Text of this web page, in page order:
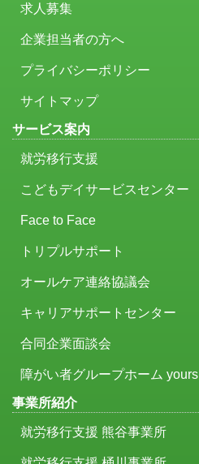
求人募集
企業担当者の方へ
プライバシーポリシー
サイトマップ
サービス案内
就労移行支援
こどもデイサービスセンター
Face to Face
トリプルサポート
オールケア連絡協議会
キャリアサポートセンター
合同企業面談会
障がい者グループホーム yours
事業所紹介
就労移行支援 熊谷事業所